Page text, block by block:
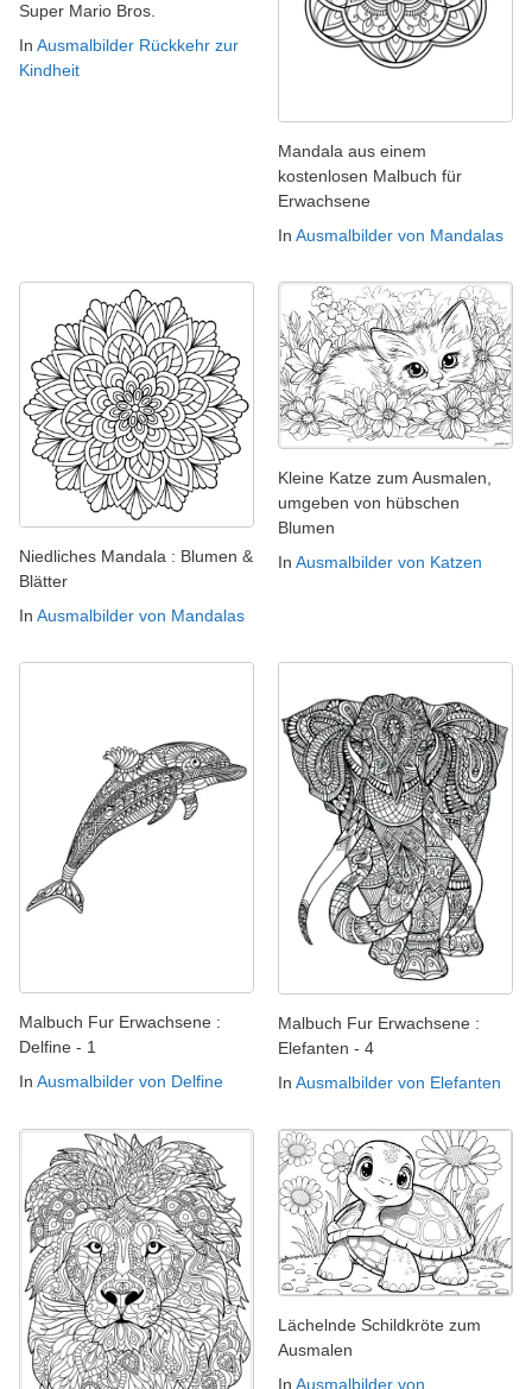
Super Mario Bros.
In Ausmalbilder Rückkehr zur
Kindheit
Mandala aus einem
kostenlosen Malbuch für
Erwachsene
In Ausmalbilder von Mandalas
Niedliches Mandala : Blumen &
Blätter
In Ausmalbilder von Mandalas
Kleine Katze zum Ausmalen,
umgeben von hübschen
Blumen
In Ausmalbilder von Katzen
Malbuch Fur Erwachsene :
Delfine - 1
In Ausmalbilder von Delfine
Malbuch Fur Erwachsene :
Elefanten - 4
In Ausmalbilder von Elefanten
Lächelnde Schildkröte zum
Ausmalen
In Ausmalbilder von